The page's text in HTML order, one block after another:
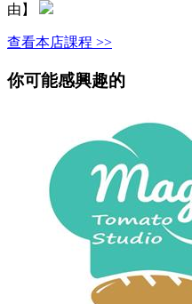
由 】
查看本店課程 >>
你可能感興趣的